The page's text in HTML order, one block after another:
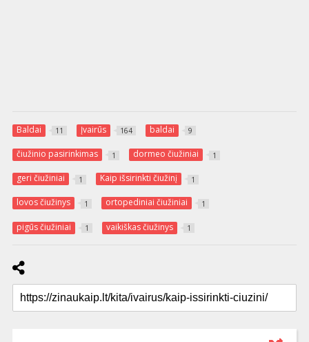
Baldai 11 Įvairūs 164 baldai 9
čiužinio pasirinkimas 1 dormeo čiužiniai 1
geri čiužiniai 1 Kaip išsirinkti čiužinį 1
lovos čiužinys 1 ortopediniai čiužiniai 1
pigūs čiužiniai 1 vaikiškas čiužinys 1